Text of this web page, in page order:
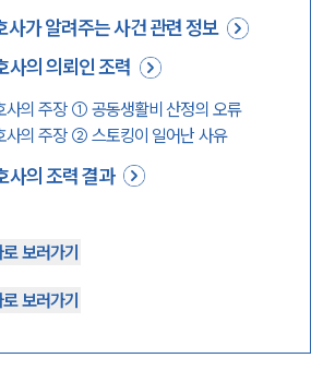
사가 알려주는 사건 관련 정보
사의 의뢰인 조력
사의 주장 ① 공동생활비 산정의 오류
사의 주장 ② 스토킹이 일어난 사유
사의 조력 결과
보러가기
보러가기